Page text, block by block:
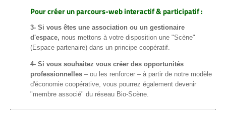
Pour créer un parcours-web interactif & participatif :
3- Si vous êtes une association ou un gestionaire
d'espace, nous mettons à votre disposition une "Scène"
(Espace partenaire) dans un principe coopératif.
4- Si vous souhaitez vous créer des opportunités
professionnelles – ou les renforcer – à partir de notre modèle
d'économie coopérative, vous pourrez également devenir
"membre associé" du réseau Bio-Scène.